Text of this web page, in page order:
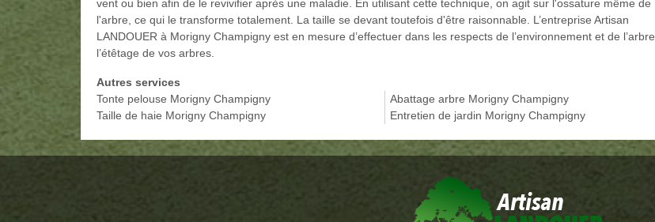
vent ou bien afin de le revivifier après une maladie. En utilisant cette technique, on agit sur l'ossature même de
l'arbre, ce qui le transforme totalement. La taille se devant toutefois d'être raisonnable. L’entreprise Artisan
LANDOUER à Morigny Champigny est en mesure d’effectuer dans les respects de l’environnement et de l’arbre
l’étêtage de vos arbres.
Autres services
Tonte pelouse Morigny Champigny
Taille de haie Morigny Champigny
Abattage arbre Morigny Champigny
Entretien de jardin Morigny Champigny